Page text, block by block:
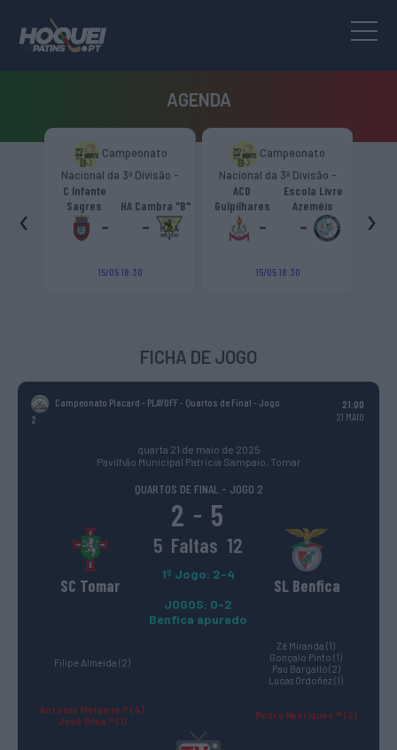
AGENDA
Campeonato
da 3ª Divisão -
Norte “B”
HA Cambra "B"
Campeonato
Nacional da 3ª Divisão -
Gulpilhares
-
Escola Livre
Azeméis
Trophy Girone “D”
HC Castiglione
- -
‹ ›
FICHA DE JOGO
Campeonato Placard - PLAYOFF- Quartos de Final - Jogo
2
21:00
21 MAIO
quarta 21 de maio de 2025
Pavilhão Municipal Patrícia Sampaio, Tomar
QUARTOS DE FINAL - JOGO 2
SC Tomar
2 - 5
5 Faltas 12
1º Jogo: 2-4
JOGOS: 0-2
Benfica apurado
SL Benfica
Filipe Almeida (2)
Zé Miranda (1)
Gonçalo Pinto (1)
Pau Bargalló (2)
Lucas Ordoñez (1)
António Marante ® (4)
José Silva ® (1)
Pedro Henriques ® (2)